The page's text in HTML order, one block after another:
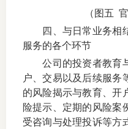
（图五
四、与日常业务相
服务的各个环节
公司的投资者教育
户、交易以及后续服务
的风险揭示与教育、开
险提示、定期的风险案
受咨询与处理投诉等方